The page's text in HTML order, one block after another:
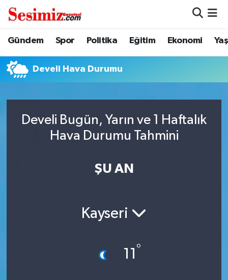
Gündem Spor Politika Eğitim Ekonomi
Develi Hava Durumu
Develi Bugün, Yarın ve 1 Haftalık
Hava Durumu Tahmini
ŞU AN
Kayseri
11 °
Dünya
Eğitim
Genel
Gündem
Nöbetçi Eczaneler
Hava Durumu
Trafik Durumu
Süper Lig Puan Durumu ve Fikstür